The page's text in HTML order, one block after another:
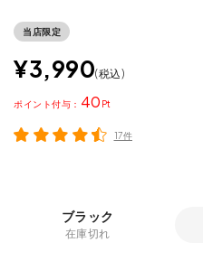
当店限定
¥3,990 税込
40
ポイント
17件
ブラック
在庫切れ